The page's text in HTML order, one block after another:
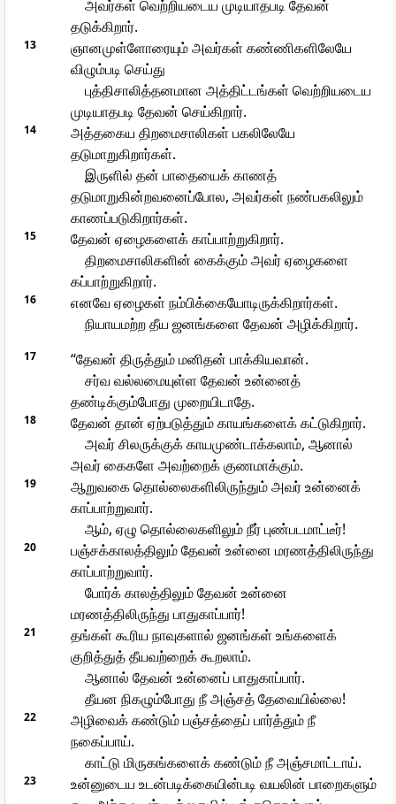
அவர்கள் வெற்றியடைய முடியாதபடி தேவன்
தடுக்கிறார்.
13
ஞானமுள்ளோரையும் அவர்கள் கண்ணிகளிலேயே
விழும்படி செய்து
புத்திசாலித்தனமான அத்திட்டங்கள் வெற்றியடைய
முடியாதபடி தேவன் செய்கிறார்.
14
அத்தகைய திறமைசாலிகள் பகலிலேயே
தடுமாறுகிறார்கள்.
இருளில் தன் பாதையைக் காணத்
தடுமாறுகின்றவனைப்போல, அவர்கள் நண்பகலிலும்
காணப்படுகிறார்கள்.
15
தேவன் ஏழைகளைக் காப்பாற்றுகிறார்.
திறமைசாலிகளின் கைக்கும் அவர் ஏழைகளை
கப்பாற்றுகிறார்.
16
எனவே ஏழைகள் நம்பிக்கையோடிருக்கிறார்கள்.
நியாயமற்ற தீய ஜனங்களை தேவன் அழிக்கிறார்.
17
“தேவன் திருத்தும் மனிதன் பாக்கியவான்.
சர்வ வல்லமையுள்ள தேவன் உன்னைத்
தண்டிக்கும்போது முறையிடாதே.
18
தேவன் தான் ஏற்படுத்தும் காயங்களைக் கட்டுகிறார்.
அவர் சிலருக்குக் காயமுண்டாக்கலாம், ஆனால்
அவர் கைகளே அவற்றைக் குணமாக்கும்.
19
ஆறுவகை தொல்லைகளிலிருந்தும் அவர் உன்னைக்
காப்பாற்றுவார்.
ஆம், ஏழு தொல்லைகளிலும் நீர் புண்படமாட்டீர்!
20
பஞ்சக்காலத்திலும் தேவன் உன்னை மரணத்திலிருந்து
காப்பாற்றுவார்.
போர்க் காலத்திலும் தேவன் உன்னை
மரணத்திலிருந்து பாதுகாப்பார்!
21
தங்கள் கூரிய நாவுகளால் ஜனங்கள் உங்களைக்
குறித்துத் தீயவற்றைக் கூறலாம்.
ஆனால் தேவன் உன்னைப் பாதுகாப்பார்.
தீயன நிகழும்போது நீ அஞ்சத் தேவையில்லை!
22
அழிவைக் கண்டும் பஞ்சத்தைப் பார்த்தும் நீ
நகைப்பாய்.
காட்டு மிருகங்களைக் கண்டும் நீ அஞ்சமாட்டாய்.
23
உன்னுடைய உடன்படிக்கையின்படி வயலின் பாறைகளும்